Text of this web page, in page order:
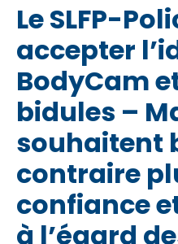
Le SLFP-
accepter
BodyCam
bidules –
souhaitent
contraire
confiance
à l’égard